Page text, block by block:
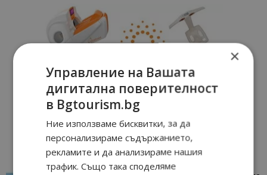
×
Управление на Вашата
дигитална поверителност
в Bgtourism.bg
Ние използваме бисквитки, за да
персонализираме съдържанието,
рекламите и да анализираме нашия
трафик. Също така споделяме